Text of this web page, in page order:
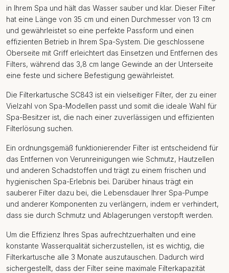
in Ihrem Spa und hält das Wasser sauber und klar. Dieser Filter
hat eine Länge von 35 cm und einen Durchmesser von 13 cm
und gewährleistet so eine perfekte Passform und einen
effizienten Betrieb in Ihrem Spa-System. Die geschlossene
Oberseite mit Griff erleichtert das Einsetzen und Entfernen des
Filters, während das 3,8 cm lange Gewinde an der Unterseite
eine feste und sichere Befestigung gewährleistet.
Die Filterkartusche SC843 ist ein vielseitiger Filter, der zu einer
Vielzahl von Spa-Modellen passt und somit die ideale Wahl für
Spa-Besitzer ist, die nach einer zuverlässigen und effizienten
Filterlösung suchen.
Ein ordnungsgemäß funktionierender Filter ist entscheidend für
das Entfernen von Verunreinigungen wie Schmutz, Hautzellen
und anderen Schadstoffen und trägt zu einem frischen und
hygienischen Spa-Erlebnis bei. Darüber hinaus trägt ein
sauberer Filter dazu bei, die Lebensdauer Ihrer Spa-Pumpe
und anderer Komponenten zu verlängern, indem er verhindert,
dass sie durch Schmutz und Ablagerungen verstopft werden.
Um die Effizienz Ihres Spas aufrechtzuerhalten und eine
konstante Wasserqualität sicherzustellen, ist es wichtig, die
Filterkartusche alle 3 Monate auszutauschen. Dadurch wird
sichergestellt, dass der Filter seine maximale Filterkapazität